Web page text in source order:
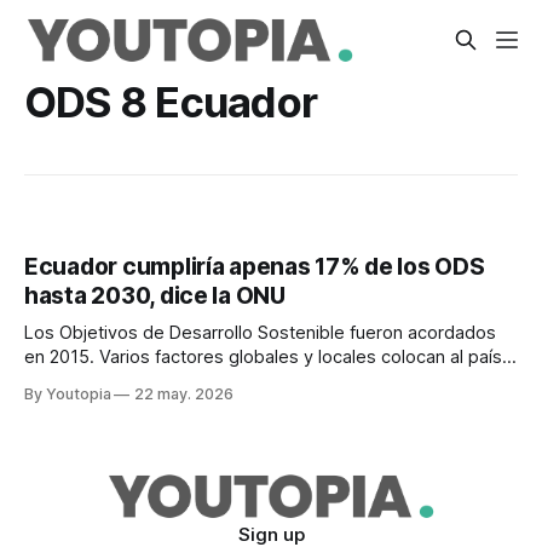
ODS 8 Ecuador
Ecuador cumpliría apenas 17% de los ODS
hasta 2030, dice la ONU
Los Objetivos de Desarrollo Sostenible fueron acordados
en 2015. Varios factores globales y locales colocan al país
By Youtopia 22 may. 2026
Sign up